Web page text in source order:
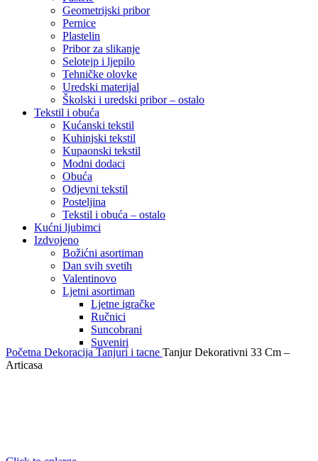
Geometrijski pribor
Pernice
Plastelin
Pribor za slikanje
Selotejp i ljepilo
Tehničke olovke
Uredski materijal
Školski i uredski pribor – ostalo
Tekstil i obuća
Kućanski tekstil
Kuhinjski tekstil
Kupaonski tekstil
Modni dodaci
Obuća
Odjevni tekstil
Posteljina
Tekstil i obuća – ostalo
Kućni ljubimci
Izdvojeno
Božićni asortiman
Dan svih svetih
Valentinovo
Ljetni asortiman
Ljetne igračke
Ručnici
Suncobrani
Suveniri
Početna Dekoracija Tanjuri i tacne Tanjur Dekorativni 33 Cm –
Articasa